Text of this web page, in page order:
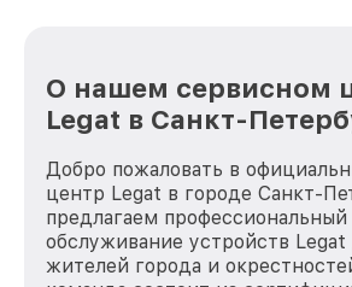
О нашем сервисном
Legat в Санкт-
Добро пожаловать в
центр Legat в городе Санкт-
предлагаем
обслуживание устройств Legat
жителей города и